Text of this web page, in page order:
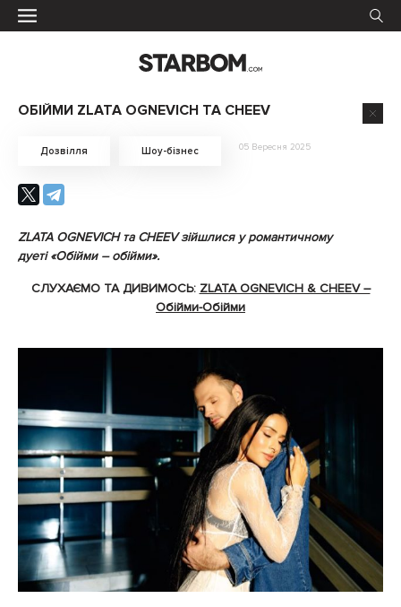
ОБІЙМИ ZLATA OGNEVICH ТА CHEEV
Дозвілля Шоу-бізнес 05 Вересня 2025
ZLATA OGNEVICH та CHEEV зійшлися у романтичному
дуеті «Обійми – обійми».
СЛУХАЄМО ТА ДИВИМОСЬ: ZLATA OGNEVICH & CHEEV –
Обійми-Обійми